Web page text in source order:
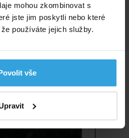
mohou zkombinovat s
jste jim poskytli nebo které
používáte jejich služby.
vše
±5%